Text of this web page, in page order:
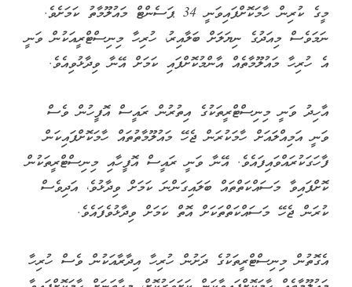
މީގެ ކުރިން ހާމަކޮށްފައިވަނީ 34 ޕަސެންޓް މައުލޫމާތު ކަމަށެވެ.
ނަމަވެސް މިއަދުގެ ނިޔަލަށް ބަލާއިރު، ހުރިހާ މިނިސްޓްރީއަކުން ވަނީ
އެ ހުރިހާ މައުލޫމާތެއް އާންމުކޮށްފައި ކަމަށް އޭނާ ވިދާޅުވިއެވެ.
އާހިދު ވަނީ މިނިސްޓްރީތަކުގެ އިތުރުން ރައީސް އޮފީހުން ވެސް
ވަނީ އަމިއްލައަށް ހާމަކުރަން ޖެހޭ މައުލޫމާތުތައް ހާމަކޮށްފައިކަން
ފާހަގަކުރައްވައިފައެވެ. އޭނާ ވަނީ ރައީސް އޮފީހާއި މިނިސްޓްރީތަކުން
ކޮށްފައިވާ މަސައްކަތްތައް ބަލައިގަންނަ ކަމަށް ވިދާޅުވެ، އަދިވެސް
ކުރަން ޖެހޭ މަސައްކަތްތަކަށް އޮތް ކަމަށް ވިދާޅުވެފައެވެ.
އެގޮތުން މިނިސްޓްރީތަކުގެ ދަށުން ހުރިހާ އިދާރާއަކުން ވެސް ހުރިހާ